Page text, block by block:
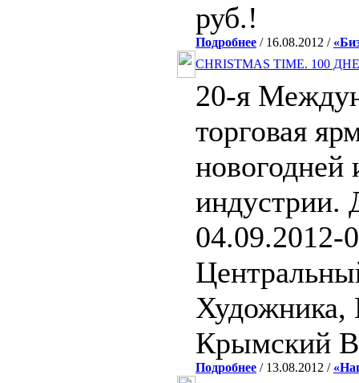
руб.!
Подробнее / 16.08.2012 /
CHRISTMAS TIME. 100
20-я
торговая
новогодней
индустрии.
04.09.2012-
Художника,
Крымский
Подробнее / 13.08.2012 /